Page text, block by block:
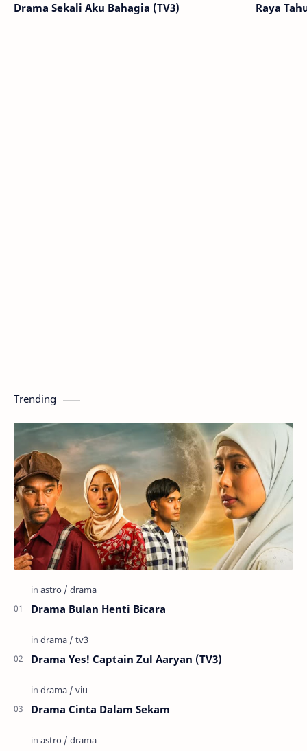
Drama Sekali Aku Bahagia (TV3) Raya
Trending
Drama Bulan Henti Bicara
Drama Yes! Captain Zul Aaryan (TV3)
Drama Cinta Dalam Sekam